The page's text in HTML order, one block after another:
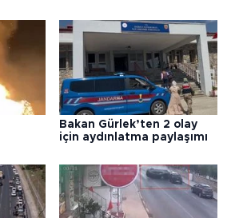
Bakan Gürlek’ten 2 olay
için aydınlatma paylaşımı